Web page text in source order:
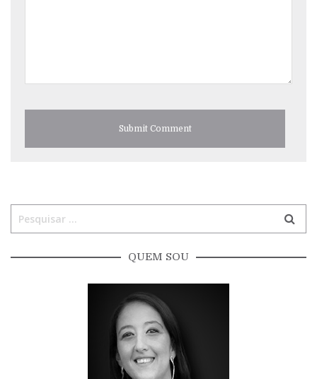
QUEM SOU